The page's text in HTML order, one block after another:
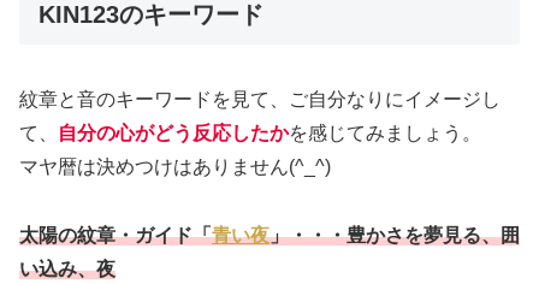
KIN123のキーワード
紋章と音のキーワードを見て、ご自分なりにイメージし
て、
自分の心がどう反応したかを感じてみましょう。
マヤ暦は決めつけはありません(^_^)
太陽の紋章・ガイド「青い夜」・・・豊かさを夢見る、囲
い込み、夜